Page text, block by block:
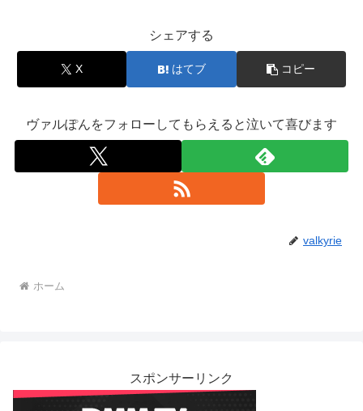
シェアする
X はてブ コピー
ヴァルぽんをフォローしてもらえると泣いて喜びます
valkyrie
ホーム
スポンサーリンク